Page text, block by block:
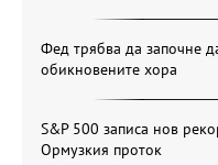
Фед трябва да започне
обикновените хора
S&P 500 записа нов
Ормузкия проток